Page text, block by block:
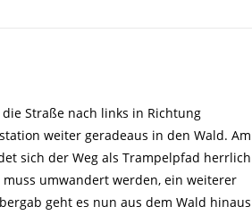
die Straße nach links in Richtung
weiter geradeaus in den Wald. Am
sich der Weg als Trampelpfad herrlich
umwandert werden, ein weiterer
geht es nun aus dem Wald hinaus